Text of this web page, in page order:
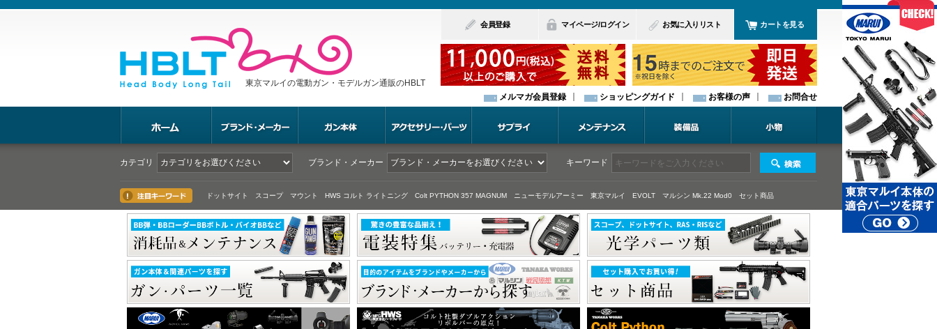
東京マルイの電動ガン・モデルガン通販のHBLT
会員登録 マイページ/ログイン お気に入りリスト カートを見る
メルマガ会員登録 ショッピングガイド お客様の声 お問合せ
カテゴリ ブランド・メーカー キーワード
ドットサイト スコープ マウント HWS コルト ライトニング Colt PYTHON 357 MAGNUM ニューモデルアーミー 東京マルイ EVOLT マルシン Mk.22 Mod0 セット商品